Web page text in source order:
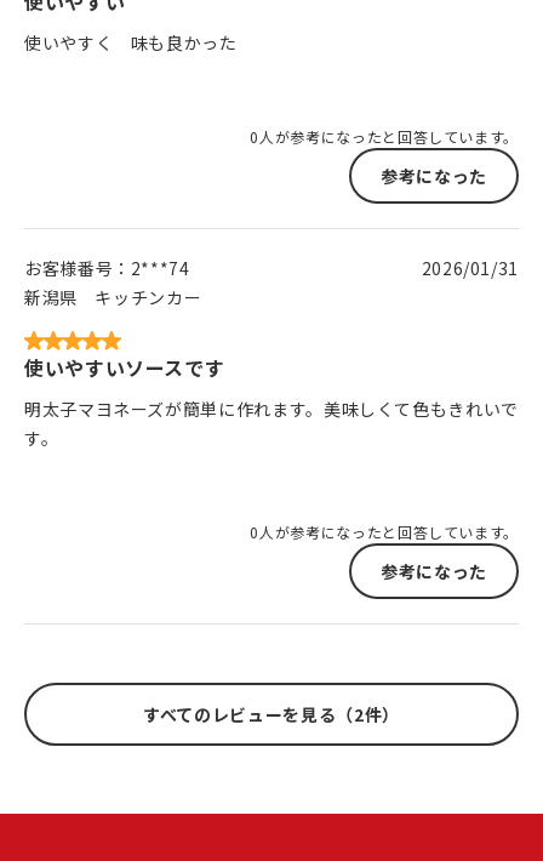
使いやすく 味も良かった
0人が参考になったと回答しています。
参考になった
お客様番号： 2***74
新潟県
キッチンカー
2026/01/31
使いやすいソースです
明太子マヨネーズが簡単に作れます。美味しくて色もきれいで
す。
0人が参考になったと回答しています。
参考になった
すべてのレビューを見る（2件）